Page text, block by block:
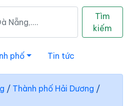
Tìm
kiếm
phố Tin tức
/ Thành phố Hải Dương /